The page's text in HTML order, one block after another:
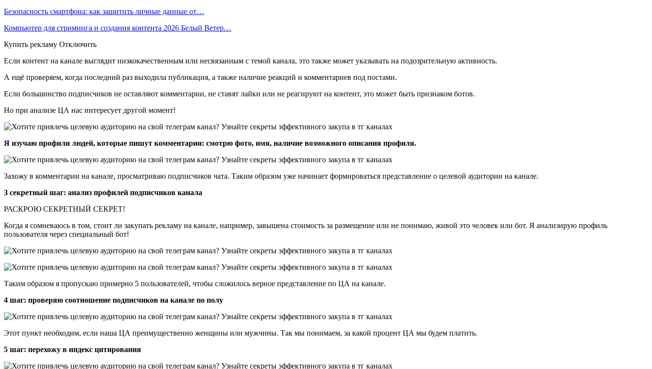
Безопасность смартфона: как защитить личные данные от…
Компьютер для стриминга и создания контента 2026 Белый Ветер…
Купить рекламу Отключить
Если контент на канале выглядит низкокачественным или несвязанным с темой канала, это также может указывать на подозрительную активность.
А ещё проверяем, когда последний раз выходила публикация, а также наличие реакций и комментариев под постами.
Если большинство подписчиков не оставляют комментарии, не ставят лайки или не реагируют на контент, это может быть признаком ботов.
Но при анализе ЦА нас интересует другой момент!
Я изучаю профили людей, которые пишут комментарии: смотрю фото, имя, наличие возможного описания профиля.
Захожу в комментарии на канале, просматриваю подписчиков чата. Таким образом уже начинает формироваться представление о целевой аудитории на канале.
3 секретный шаг: анализ профилей подписчиков канала
РАСКРОЮ СЕКРЕТНЫЙ СЕКРЕТ!
Когда я сомневаюсь в том, стоит ли закупать рекламу на канале, например, завышена стоимость за размещение или не понимаю, живой это человек или бот. Я анализирую профиль
пользователя через специальный бот!
Таким образом я пропускаю примерно 5 пользователей, чтобы сложилось верное представление по ЦА на канале.
4 шаг: проверяю соотношение подписчиков на канале по полу
Этот пункт необходим, если наша ЦА преимущественно женщины или мужчины. Так мы понимаем, за какой процент ЦА мы будем платить.
5 шаг: перехожу в индекс цитирования